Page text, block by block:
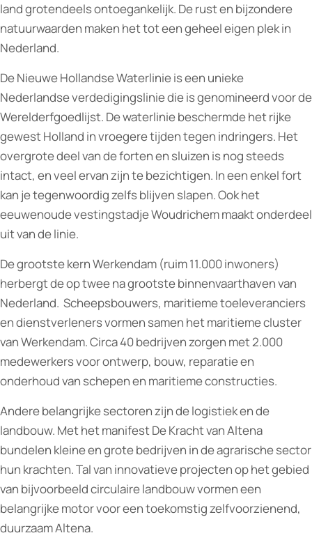
land grotendeels ontoegankelijk. De rust en bijzondere
natuurwaarden maken het tot een geheel eigen plek in
Nederland.
De Nieuwe Hollandse Waterlinie is een unieke
Nederlandse verdedigingslinie die is genomineerd voor de
Werelderfgoedlijst. De waterlinie beschermde het rijke
gewest Holland in vroegere tijden tegen indringers. Het
overgrote deel van de forten en sluizen is nog steeds
intact, en veel ervan zijn te bezichtigen. In een enkel fort
kan je tegenwoordig zelfs blijven slapen. Ook het
eeuwenoude vestingstadje Woudrichem maakt onderdeel
uit van de linie.
De grootste kern Werkendam (ruim 11.000 inwoners)
herbergt de op twee na grootste binnenvaarthaven van
Nederland. Scheepsbouwers, maritieme toeleveranciers
en dienstverleners vormen samen het maritieme cluster
van Werkendam. Circa 40 bedrijven zorgen met 2.000
medewerkers voor ontwerp, bouw, reparatie en
onderhoud van schepen en maritieme constructies.
Andere belangrijke sectoren zijn de logistiek en de
landbouw. Met het manifest De Kracht van Altena
bundelen kleine en grote bedrijven in de agrarische sector
hun krachten. Tal van innovatieve projecten op het gebied
van bijvoorbeeld circulaire landbouw vormen een
belangrijke motor voor een toekomstig zelfvoorzienend,
duurzaam Altena.